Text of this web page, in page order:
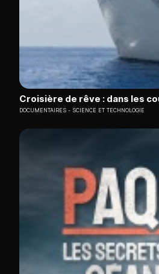
Croisière de rêve : dans les
DOCUMENTAIRES SCIENCE ET TECHNOLOGIE